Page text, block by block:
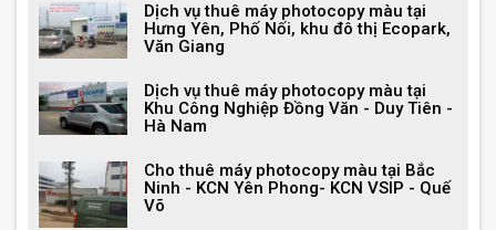
Dịch vụ thuê máy photocopy màu tại
Hưng Yên, Phố Nối, khu đô thị Ecopark,
Văn Giang
Dịch vụ thuê máy photocopy màu tại
Khu Công Nghiệp Đồng Văn - Duy Tiên -
Hà Nam
Cho thuê máy photocopy màu tại Bắc
Ninh - KCN Yên Phong- KCN VSIP - Quế
Võ